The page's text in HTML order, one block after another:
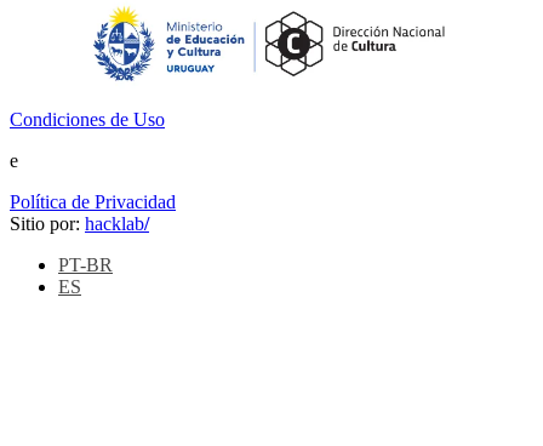
Condiciones de Uso
e
Política de Privacidad
Sitio por: hacklab/
PT-BR
ES